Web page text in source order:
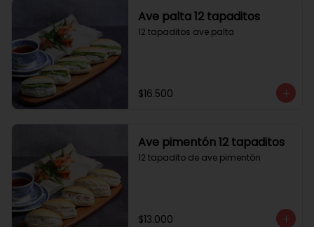
Ave palta 12 tapaditos
12 tapaditos ave palta
$16.500
Ave pimentón 12 tapaditos
12 tapadito de ave pimentón
$13.000